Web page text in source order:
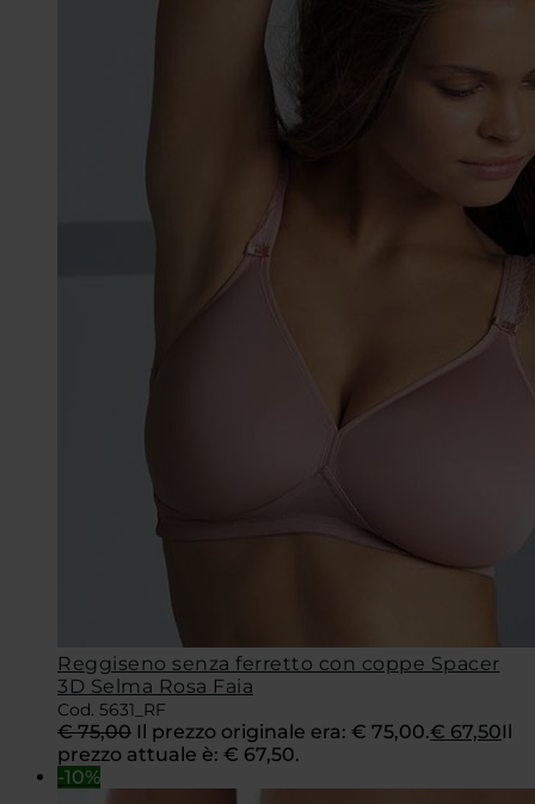
Reggiseno senza ferretto con coppe Spacer
3D Selma Rosa Faia
Cod. 5631_RF
€75,00 Il prezzo originale era: € 75,00.€ 67,50Il
prezzo attuale è: € 67,50.
-10%